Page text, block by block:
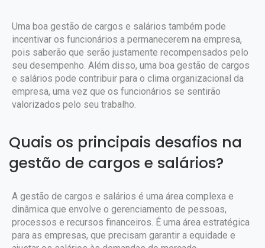
Uma boa gestão de cargos e salários também pode
incentivar os funcionários a permanecerem na empresa,
pois saberão que serão justamente recompensados pelo
seu desempenho. Além disso, uma boa gestão de cargos
e salários pode contribuir para o clima organizacional da
empresa, uma vez que os funcionários se sentirão
valorizados pelo seu trabalho.
Quais os principais desafios na
gestão de cargos e salários?
A gestão de cargos e salários é uma área complexa e
dinâmica que envolve o gerenciamento de pessoas,
processos e recursos financeiros. É uma área estratégica
para as empresas, que precisam garantir a equidade e